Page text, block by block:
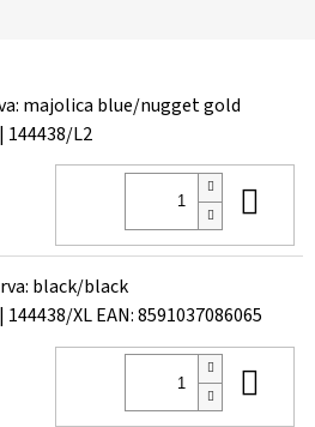
majolica blue/nugget gold
| 144438/L2
black/black
| 144438/XLEAN:8591037086065